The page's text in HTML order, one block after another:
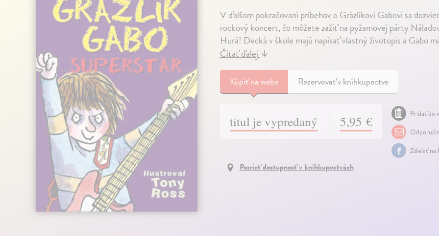
V ďalšom pokračovaní príbehov o Grázlikovi Gabovi sa
rockový koncert, čo môžete zažiť na pyžamovej párty
Hurá! Decká v škole majú napísať vlastný životopis a Gabo
Čítať ďalej↓
Kúpiťna webe Rezervovať v kníhkupectve
titul je vypredaný 5,95 €
Pridať do
Zdielať na
Pozrieť dostupnosť v kníhkupectvách